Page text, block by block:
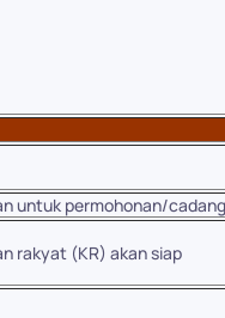
untuk permohonan/
rakyat (KR) akansiap